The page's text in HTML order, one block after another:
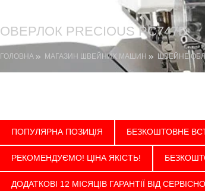
ОВЕРЛОК PRECIOUS PC747D
ГОЛОВНА МАГАЗИН ШВЕЙНИХ МАШИН ШВЕЙНЕ
ПОПУЛЯРНА ПОЗИЦІЯ БЕЗКОШТОВНЕ
РЕКОМЕНДУЄМО! ЦІНА ЯКІСТЬ!
ДОДАТКОВІ 12 МІСЯЦІВ ГАРАНТІЇ ВІД